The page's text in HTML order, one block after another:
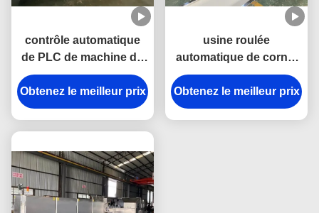
contrôle automatique
de PLC de machine du
cornet de crème glacée
2000pcs/H
Obtenez le meilleur prix
usine roulée
automatique de cornet
de crème glacée de
machine de cône du
sucre 3.37Kw
Obtenez le meilleur prix